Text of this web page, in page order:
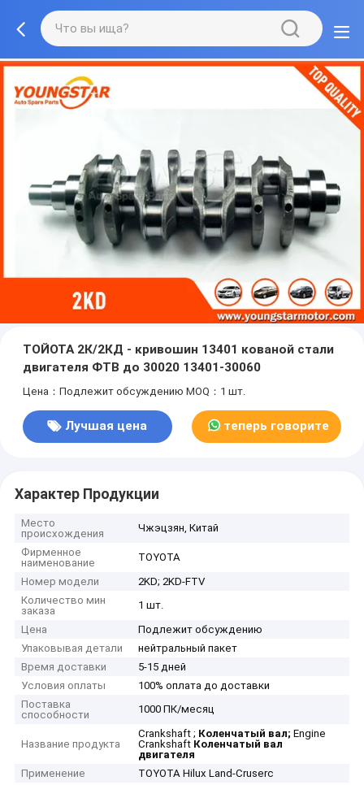
ТОЙОТА 2К/2КД - кривошин 13401 кованой стали
двигателя ФТВ до 30020 13401-30060
Цена：Подлежит обсуждению MOQ：1 шт.
Лучшая цена теперь говорите
Характер Продукции
Место
происхождения
Чжэцзян, Китай
Фирменное
наименование
TOYOTA
Номер модели
2KD; 2KD-FTV
Количество мин
заказа
1 шт.
Цена
Подлежит обсуждению
Упаковывая детали
нейтральный пакет
Время доставки
5-15 дней
Условия оплаты
100% оплата до доставки
Поставка
способности
1000 ПК/месяц
Название продукта
Crankshaft ; Коленчатый вал; Engine
Crankshaft Коленчатый вал
двигателя
Применение
TOYOTA Hilux Land-Cruserc